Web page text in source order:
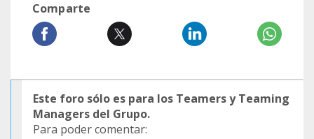
Comparte
Este foro sólo es para los Teamers y Teaming
Managers del Grupo.
Para poder comentar: